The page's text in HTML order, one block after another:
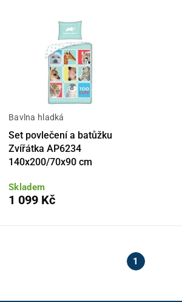
Bavlna hladká
Set povlečení a batůžku
Zvířátka AP6234
140x200/70x90 cm
Skladem
1 099 Kč
1